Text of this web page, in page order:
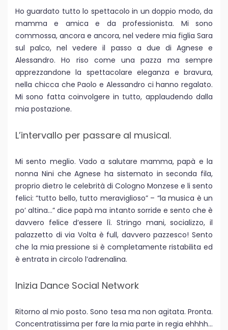
Ho guardato tutto lo spettacolo in un doppio modo, da
mamma e amica e da professionista. Mi sono
commossa, ancora e ancora, nel vedere mia figlia Sara
sul palco, nel vedere il passo a due di Agnese e
Alessandro. Ho riso come una pazza ma sempre
apprezzandone la spettacolare eleganza e bravura,
nella chicca che Paolo e Alessandro ci hanno regalato.
Mi sono fatta coinvolgere in tutto, applaudendo dalla
mia postazione.
L’intervallo per passare al musical.
Mi sento meglio. Vado a salutare mamma, papà e la
nonna Nini che Agnese ha sistemato in seconda fila,
proprio dietro le celebrità di Cologno Monzese e li sento
felici: “tutto bello, tutto meraviglioso” – “la musica è un
po’ altina…” dice papà ma intanto sorride e sento che è
davvero felice d’essere lì. Stringo mani, socializzo, il
palazzetto di via Volta è full, davvero pazzesco! Sento
che la mia pressione si è completamente ristabilita ed
è entrata in circolo l’adrenalina.
Inizia Dance Social Network
Ritorno al mio posto. Sono tesa ma non agitata. Pronta.
Concentratissima per fare la mia parte in regia ehhhh…